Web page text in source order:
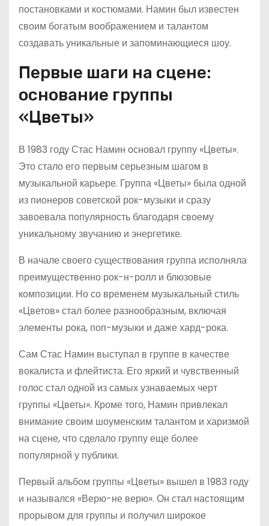
постановками и костюмами. Намин был известен
своим богатым воображением и талантом
создавать уникальные и запоминающиеся шоу.
Первые шаги на сцене:
основание группы
«Цветы»
В 1983 году Стас Намин основал группу «Цветы».
Это стало его первым серьезным шагом в
музыкальной карьере. Группа «Цветы» была одной
из пионеров советской рок-музыки и сразу
завоевала популярность благодаря своему
уникальному звучанию и энергетике.
В начале своего существования группа исполняла
преимущественно рок-н-ролл и блюзовые
композиции. Но со временем музыкальный стиль
«Цветов» стал более разнообразным, включая
элементы рока, поп-музыки и даже хард-рока.
Сам Стас Намин выступал в группе в качестве
вокалиста и флейтиста. Его яркий и чувственный
голос стал одной из самых узнаваемых черт
группы «Цветы». Кроме того, Намин привлекал
внимание своим шоуменским талантом и харизмой
на сцене, что сделало группу еще более
популярной у публики.
Первый альбом группы «Цветы» вышел в 1983 году
и назывался «Верю-не верю». Он стал настоящим
прорывом для группы и получил широкое